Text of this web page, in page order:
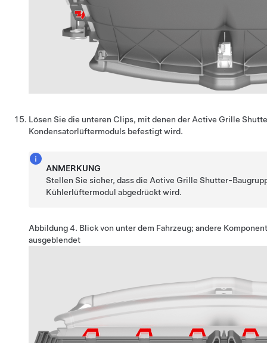
Lösen Sie die unteren Clips, mit denen der Active Grille
Kondensatorlüftermoduls befestigt wird.
ANMERKUNG
Stellen Sie sicher, dass die Active Grille Shutter-
Kühlerlüftermodul abgedrückt wird.
Abbildung 4. Blick von unter dem Fahrzeug; andere
ausgeblendet